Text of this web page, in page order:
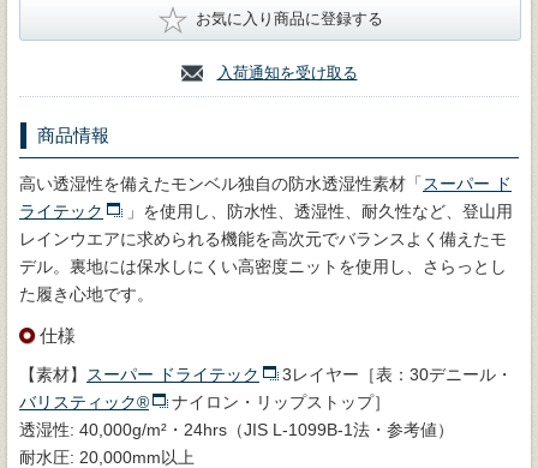
★ お気に入り商品に登録する
入荷通知を受け取る
商品情報
高い透湿性を備えたモンベル独自の防水透湿性素材「スーパー ド
ライテック
」を使用し、防水性、透湿性、耐久性など、登山用
レインウエアに求められる機能を高次元でバランスよく備えたモ
デル。裏地には保水しにくい高密度ニットを使用し、さらっとし
た履き心地です。
仕様
【素材】 スーパー ドライテック
3レイヤー［表：30デニール・
バリスティック®
ナイロン・リップストップ］
透湿性: 40,000g/m²・24hrs（JIS L-1099B-1法・参考値）
耐水圧: 20,000mm以上